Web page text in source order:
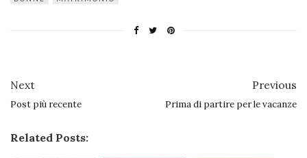
Next
Post più recente
Previous
Prima di partire per le vacanze
Related Posts: